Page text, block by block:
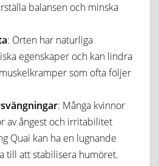
balansen och minska
: Örten har naturliga
egenskaper och kan lindra
som ofta följer
: Många kvinnor
av ångest och irritabilitet
Quai kan ha en lugnande
till att stabilisera humöret.